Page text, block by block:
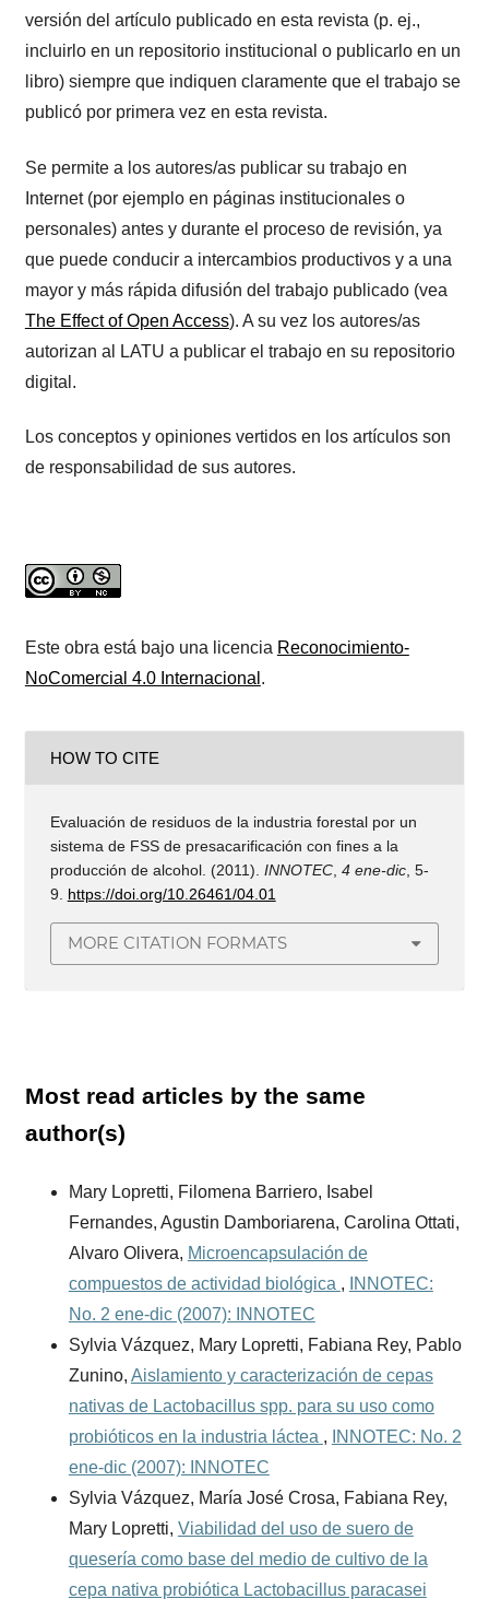
versión del artículo publicado en esta revista (p. ej.,
incluirlo en un repositorio institucional o publicarlo en un
libro) siempre que indiquen claramente que el trabajo se
publicó por primera vez en esta revista.
Se permite a los autores/as publicar su trabajo en
Internet (por ejemplo en páginas institucionales o
personales) antes y durante el proceso de revisión, ya
que puede conducir a intercambios productivos y a una
mayor y más rápida difusión del trabajo publicado (vea
The Effect of Open Access). A su vez los autores/as
autorizan al LATU a publicar el trabajo en su repositorio
digital.
Los conceptos y opiniones vertidos en los artículos son
de responsabilidad de sus autores.
Este obra está bajo una licencia Reconocimiento-
NoComercial 4.0 Internacional .
HOW TO CITE
Evaluación de residuos de la industria forestal por un
sistema de FSS de presacarificación con fines a la
producción de alcohol. (2011). INNOTEC, 4 ene-dic, 5-
9. https://doi.org/10.26461/04.01
MORE CITATION FORMATS
Most read articles by the same
author(s)
Mary Lopretti, Filomena Barriero, Isabel
Fernandes, Agustin Damboriarena, Carolina Ottati,
Alvaro Olivera, Microencapsulación de
compuestos de actividad biológica ,
INNOTEC:
No. 2 ene-dic (2007): INNOTEC
Sylvia Vázquez, Mary Lopretti, Fabiana Rey, Pablo
Zunino, Aislamiento y caracterización de cepas
nativas de Lactobacillus spp. para su uso como
probióticos en la industria láctea ,
INNOTEC: No. 2
ene-dic (2007): INNOTEC
Sylvia Vázquez, María José Crosa, Fabiana Rey,
Mary Lopretti, Viabilidad del uso de suero de
quesería como base del medio de cultivo de la
cepa nativa probiótica Lactobacillus paracasei